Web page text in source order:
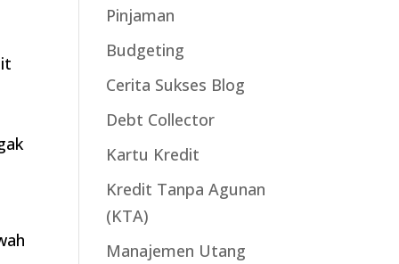
Pinjaman
Budgeting
Cerita Sukses Blog
Debt Collector
Kartu Kredit
Kredit Tanpa Agunan
(KTA)
Manajemen Utang